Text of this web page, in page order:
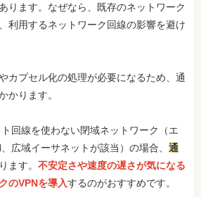
ります。なぜなら、既存のネットワーク
利用するネットワーク回線の影響を避け
カプセル化の処理が必要になるため、通
かります。
回線を使わない閉域ネットワーク（エ
広域イーサネットが該当）の場合、 通
ます。 不安定さや速度の遅さが気になる
のVPNを導入するのがおすすめです。